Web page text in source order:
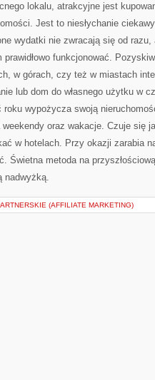
lokalu, atrakcyjne jest
Jest to niesłychanie
wydatki nie zwracają się od
prawidłowo funkcjonować.
w górach, czy też w miastach
lub dom do własnego użytku w
roku wypożycza swoją
oraz wakacje. Czuje się
w hotelach. Przy okazji zarabia
Świetna metoda na
nadwyżką.
(AFFILIATE MARKETING)